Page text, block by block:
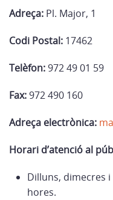
Adreça: Pl. Major, 1
Codi Postal: 17462
Telèfon:972 49 01 59
Fax:972 490 160
Adreça electrònica:
Horari d’atenció al
Dilluns, dimecres
hores.